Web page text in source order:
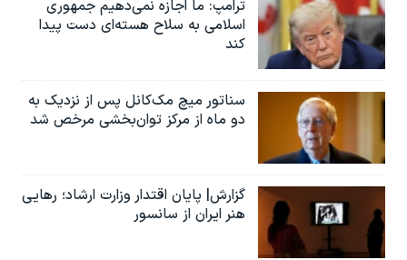
ترامپ: ما اجازه نمی‌دهیم جمهوری
اسلامی به سلاح هسته‌ای دست پیدا
کند
سناتور میچ مک‌کانل پس از نزدیک به
دو ماه از مرکز توان‌بخشی مرخص شد
گزارش| پایان اقتدار وزارت ارشاد؛ رهایی
هنر ایران از سانسور